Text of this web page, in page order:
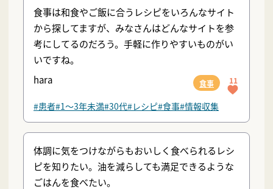
食事は和食やご飯に合うレシピをいろんなサイト
から探してますが、みなさんはどんなサイトを参
考にしてるのだろう。手軽に作りやすいものがい
いですね。
hara
食事 11
#患者#1〜3年未満#30代#レシピ#食事#情報収集
体調に気をつけながらもおいしく食べられるレシ
ピを知りたい。油を減らしても満足できるような
ごはんを食べたい。